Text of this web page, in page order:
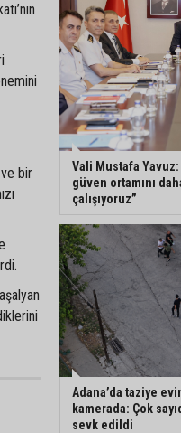
ve bir
Vali Mustafa Yavuz:
güven ortamını
çalışıyoruz”
Adana’da taziye
kamerada: Çok
sevk edildi